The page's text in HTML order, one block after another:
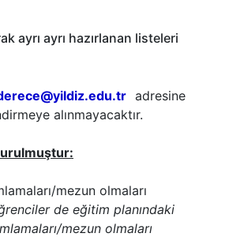
ayrı ayrı hazırlanan listeleri
adresine
alınmayacaktır.
mezun olmaları
de eğitim planındaki
mezun olmaları